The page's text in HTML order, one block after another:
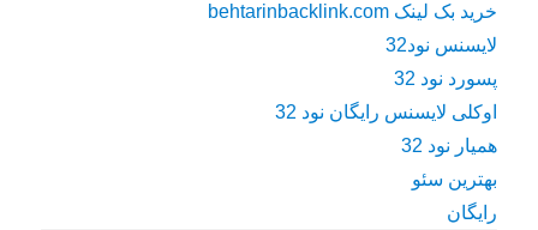
خرید بک لینک behtarinbacklink.com
لایسنس نود32
پسورد نود 32
اوکلی لایسنس رایگان نود 32
همیار نود 32
بهترین سئو
رایگان